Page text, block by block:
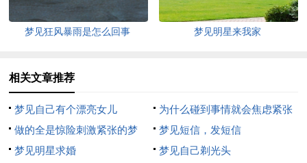
梦见狂风暴雨是怎么回事 梦见明星来我家
相关文章推荐
梦见自己有个漂亮女儿
为什么碰到事情就会焦虑紧张
做的全是惊险刺激紧张的梦
梦见短信，发短信
梦见明星求婚
梦见自己剃光头